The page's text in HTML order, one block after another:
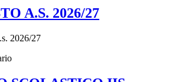
A.S. 2026/27
2026/27